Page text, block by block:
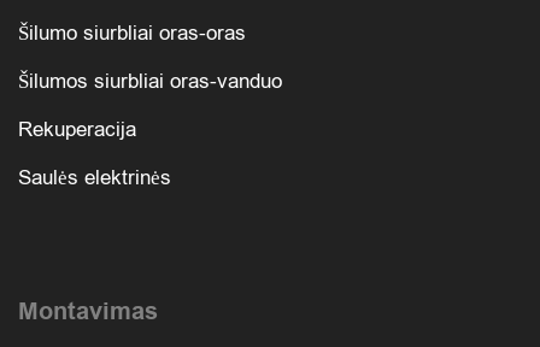
Šilumo siurbliai oras-oras
Šilumos siurbliai oras-vanduo
Rekuperacija
Saulės elektrinės
Montavimas